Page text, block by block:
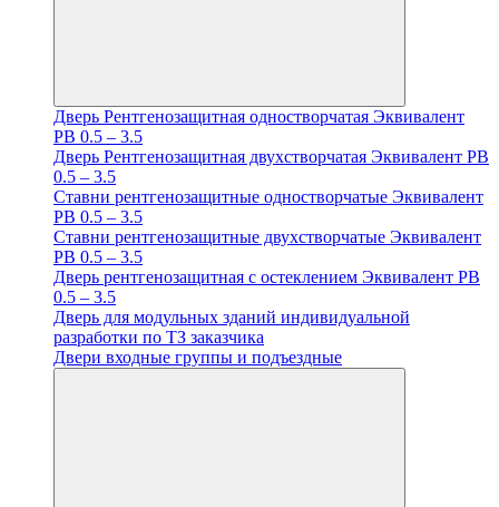
Дверь Рентгенозащитная одностворчатая Эквивалент
PB 0.5 – 3.5
Дверь Рентгенозащитная двухстворчатая Эквивалент PB
0.5 – 3.5
Ставни рентгенозащитные одностворчатые Эквивалент
PB 0.5 – 3.5
Ставни рентгенозащитные двухстворчатые Эквивалент
PB 0.5 – 3.5
Дверь рентгенозащитная с остеклением Эквивалент PB
0.5 – 3.5
Дверь для модульных зданий индивидуальной
разработки по ТЗ заказчика
Двери входные группы и подъездные